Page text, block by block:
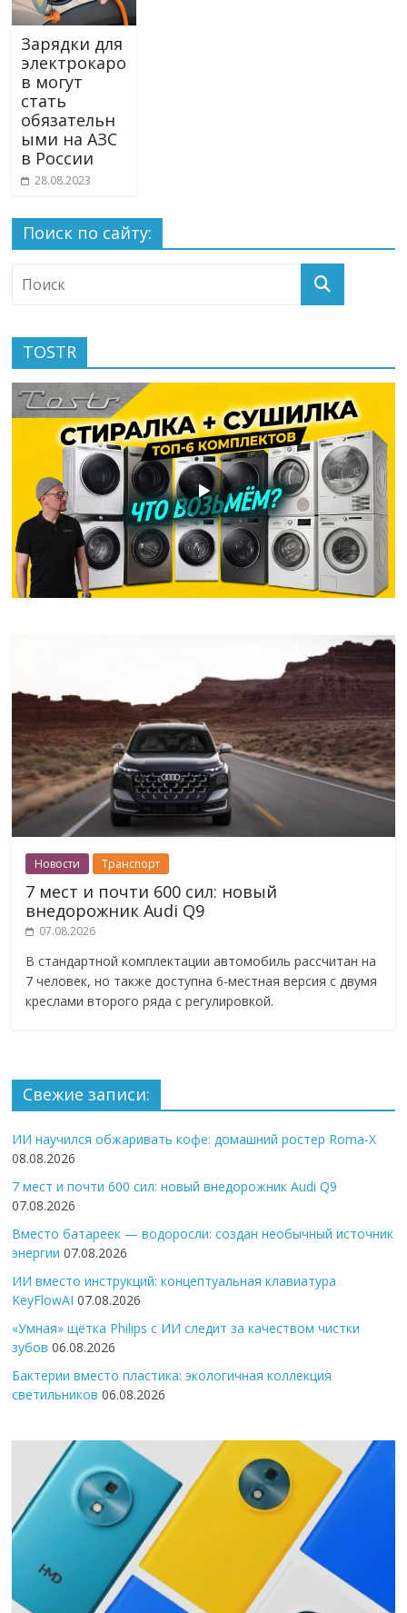
Зарядки для
электрокаро
в могут
стать
обязательн
ыми на АЗС
в России
28.08.2023
Поиск по сайту:
TOSTR
Новости Транспорт
7 мест и почти 600 сил: новый
внедорожник Audi Q9
07.08.2026
В стандартной комплектации автомобиль рассчитан на
7 человек, но также доступна 6-местная версия с двумя
креслами второго ряда с регулировкой.
Свежие записи:
ИИ научился обжаривать кофе: домашний ростер Roma-X
08.08.2026
7 мест и почти 600 сил: новый внедорожник Audi Q9
07.08.2026
Вместо батареек — водоросли: создан необычный источник
энергии 07.08.2026
ИИ вместо инструкций: концептуальная клавиатура
KeyFlowAI 07.08.2026
«Умная» щётка Philips с ИИ следит за качеством чистки
зубов 06.08.2026
Бактерии вместо пластика: экологичная коллекция
светильников 06.08.2026